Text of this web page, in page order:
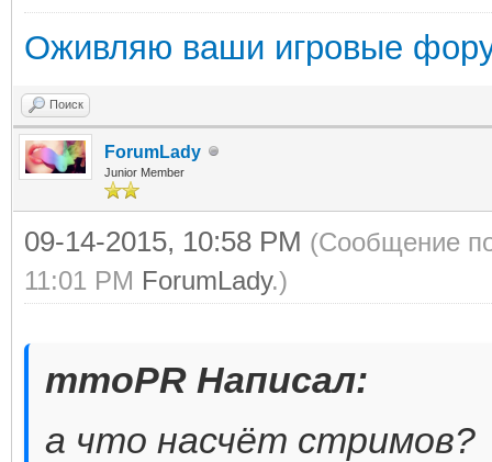
Оживляю ваши игровые
Поиск
ForumLady
Junior Member
09-14-2015, 10:58 PM (Сообщение
11:01 PM ForumLady.)
mmoPR Написал:
а что насчёт стримов?